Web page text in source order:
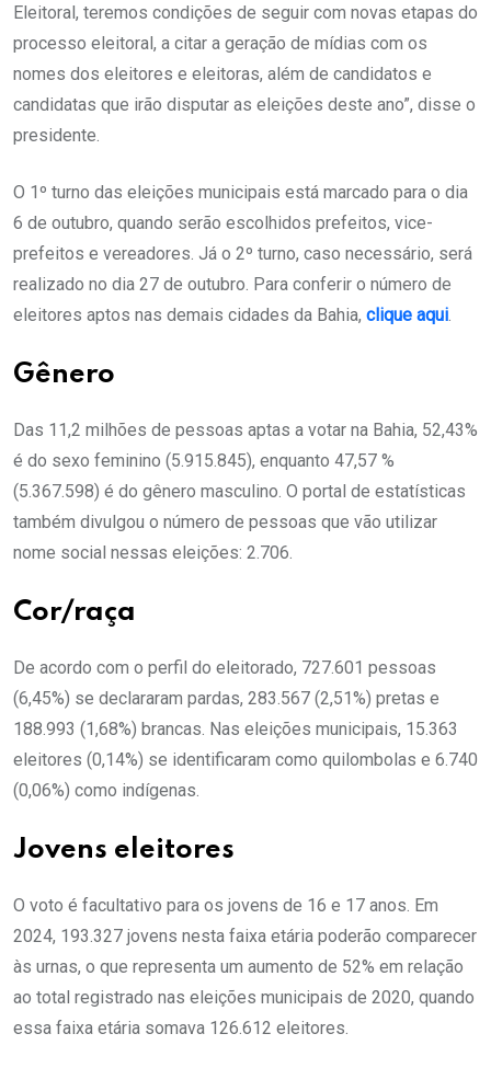
Eleitoral, teremos condições de seguir com novas etapas do
processo eleitoral, a citar a geração de mídias com os
nomes dos eleitores e eleitoras, além de candidatos e
candidatas que irão disputar as eleições deste ano”, disse o
presidente.
O 1º turno das eleições municipais está marcado para o dia
6 de outubro, quando serão escolhidos prefeitos, vice-
prefeitos e vereadores. Já o 2º turno, caso necessário, será
realizado no dia 27 de outubro. Para conferir o número de
eleitores aptos nas demais cidades da Bahia, clique aqui
Gênero
Das 11,2 milhões de pessoas aptas a votar na Bahia, 52,43%
é do sexo feminino (5.915.845), enquanto 47,57 %
(5.367.598) é do gênero masculino. O portal de estatísticas
também divulgou o número de pessoas que vão utilizar
nome social nessas eleições: 2.706.
Cor/raça
De acordo com o perfil do eleitorado, 727.601 pessoas
(6,45%) se declararam pardas, 283.567 (2,51%) pretas e
188.993 (1,68%) brancas. Nas eleições municipais, 15.363
eleitores (0,14%) se identificaram como quilombolas e 6.740
(0,06%) como indígenas.
Jovens eleitores
O voto é facultativo para os jovens de 16 e 17 anos. Em
2024, 193.327 jovens nesta faixa etária poderão comparecer
às urnas, o que representa um aumento de 52% em relação
ao total registrado nas eleições municipais de 2020, quando
essa faixa etária somava 126.612 eleitores.